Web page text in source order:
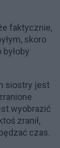
faktycznie,
skoro
siostry jest
wyobrazić
zranił,
czas.